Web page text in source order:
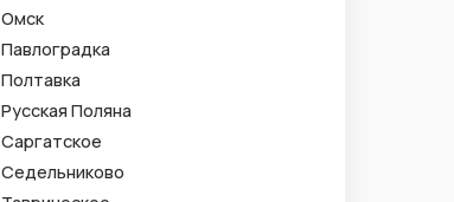
Омск
Павлоградка
Полтавка
Русская Поляна
Саргатское
Седельниково